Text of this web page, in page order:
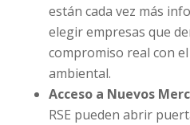
están cada vez más
elegir empresas que
compromiso real con
ambiental.
Acceso a Nuevos
RSE pueden abrir